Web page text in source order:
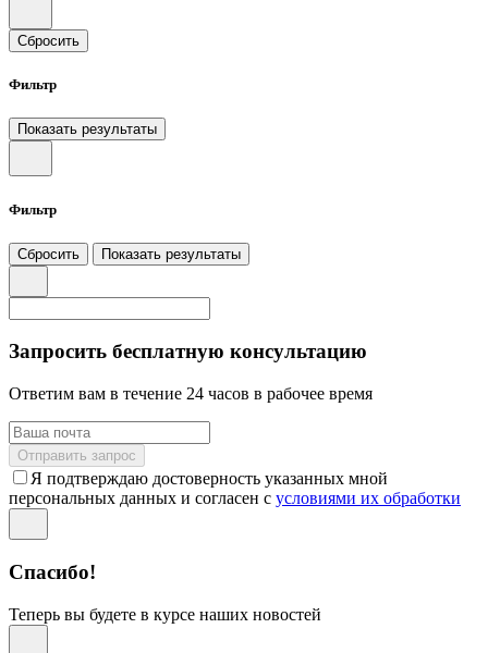
Сбросить
Фильтр
Показать результаты
Фильтр
Сбросить Показать результаты
Запросить бесплатную консультацию
Ответим вам в течение 24 часов в рабочее время
Отправить запрос
Я подтверждаю достоверность указанных мной
персональных данных и согласен с условиями их обработки
Спасибо!
Теперь вы будете в курсе наших новостей